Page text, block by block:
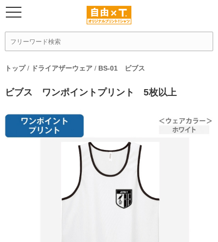
トップ/ ドライアザーウェア / BS-01 ビブス
ビブス ワンポイントプリント 5枚以上